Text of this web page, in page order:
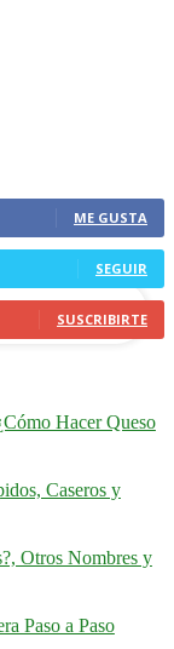
ME GUSTA
SEGUIR
SUSCRIBIRTE
Hacer Queso
Caseros y
Otros Nombres y
Paso a Paso